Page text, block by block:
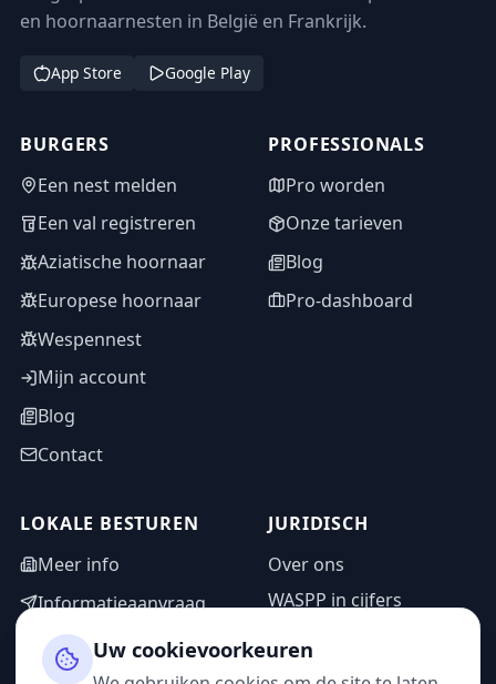
en hoornaarnesten in België en Frankrijk.
App Store Google Play
BURGERS
Een nest melden
Een val registreren
Aziatische hoornaar
Europese hoornaar
Wespennest
Mijn account
Blog
Contact
PROFESSIONALS
Pro worden
Onze tarieven
Blog
Pro-dashboard
LOKALE BESTUREN
Meer info
Informatieaanvraag
Adminzone
JURIDISCH
Over ons
WASPP in cijfers
Privacybeleid
Uw cookievoorkeuren